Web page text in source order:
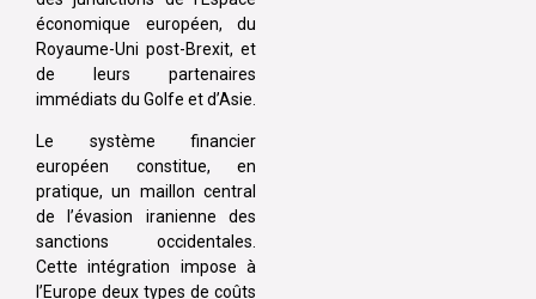
économique européen, du
Royaume-Uni post-Brexit, et
de leurs partenaires
immédiats du Golfe et d’Asie.
Le système financier
européen constitue, en
pratique, un maillon central
de l’évasion iranienne des
sanctions occidentales.
Cette intégration impose à
l’Europe deux types de coûts